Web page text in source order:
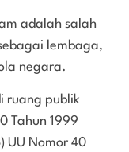
adalah salah
lembaga,
negara.
ruang publik
Tahun 1999
UU Nomor 40